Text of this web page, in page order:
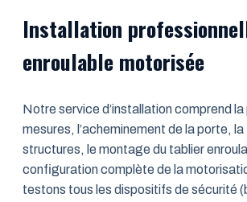
Installation
enroulable motorisée
Notre service d’installation comprend la
mesures, l’acheminement de la porte,
structures, le montage du tablier
configuration complète de la
testons tous les dispositifs de sécurité